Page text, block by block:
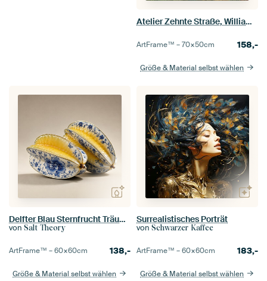
Atelier Zehnte Straße, William Merritt Chase
ArtFrame™ –70×50cm 158,-
Größe & Material selbst wählen
Delfter Blau Sternfrucht Träume
von Salt Theory
ArtFrame™ –60×60cm 138,-
Größe & Material selbst wählen
Surrealistisches Porträt
von Schwarzer Kaffee
ArtFrame™ –60×60cm 183,-
Größe & Material selbst wählen